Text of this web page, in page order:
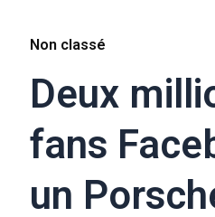
Non classé
Deux
fans
un